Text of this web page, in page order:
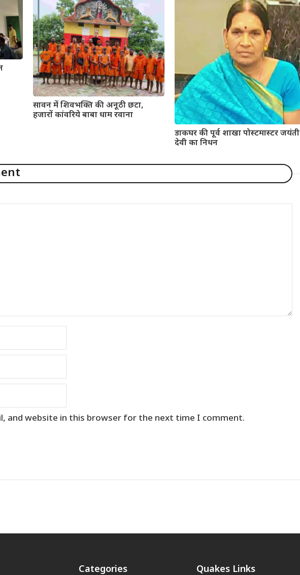
सावन में शिवभक्ति की अनूठी छटा,
हजारों कांवरिये बाबा धाम रवाना
डाकघर की पूर्व शाखा पोस्टमास्टर जयंती
देवी का निधन
and website in this browser for the next time I comment.
Categories Quakes Links